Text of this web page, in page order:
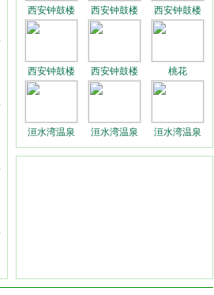
西安钟鼓楼 西安钟鼓楼 西安钟鼓楼
西安钟鼓楼 西安钟鼓楼 桃花
洹水湾温泉 洹水湾温泉 洹水湾温泉